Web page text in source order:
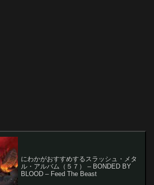
にわかがおすすめするスラッシュ・メタ
ル・アルバム（５７） – BONDED BY
BLOOD – Feed The Beast